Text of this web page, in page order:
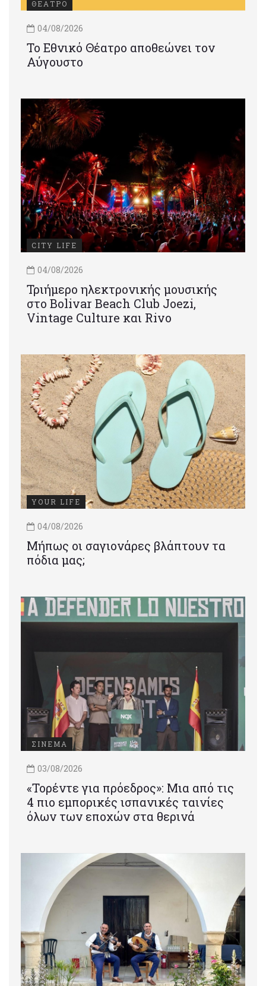
ΘΕΑΤΡΟ
04/08/2026
Το Εθνικό Θέατρο αποθεώνει τον
Αύγουστο
CITY LIFE
04/08/2026
Τριήμερο ηλεκτρονικής μουσικής
στο Bolivar Beach Club Joezi,
Vintage Culture και Rivo
YOUR LIFE
04/08/2026
Μήπως οι σαγιονάρες βλάπτουν τα
πόδια μας;
ΣΙΝΕΜΑ
03/08/2026
«Τορέντε για πρόεδρος»: Mια από τις
4 πιο εμπορικές ισπανικές ταινίες
όλων των εποχών στα θερινά